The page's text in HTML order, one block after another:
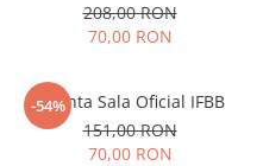
208,00 RON
70,00 RON
-54%
Geanta Sala Oficial IFBB
151,00 RON
70,00 RON